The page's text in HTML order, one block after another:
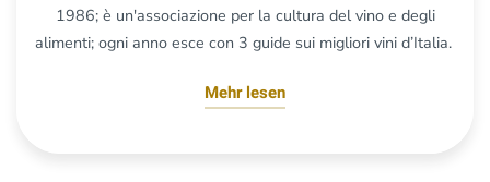
1986; è un'associazione per la cultura del vino e degli
alimenti; ogni anno esce con 3 guide sui migliori vini d’Italia.
Mehr lesen